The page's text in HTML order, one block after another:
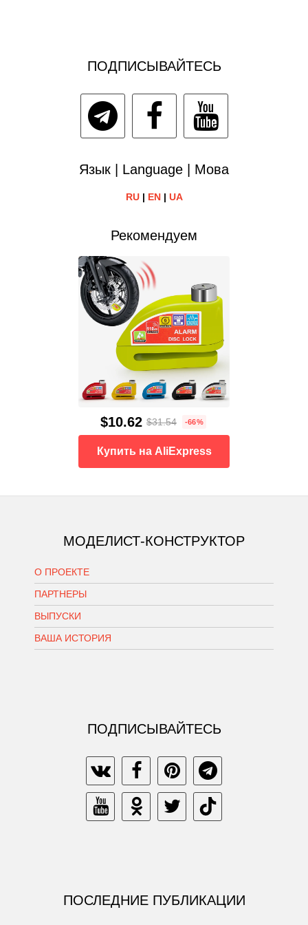
ПОДПИСЫВАЙТЕСЬ
Язык | Language | Мова
RU| EN| UA
Рекомендуем
$10.62 $31.54 -66%
Купить на AliExpress
МОДЕЛИСТ-КОНСТРУКТОР
О ПРОЕКТЕ
ПАРТНЕРЫ
ВЫПУСКИ
ВАША ИСТОРИЯ
ПОДПИСЫВАЙТЕСЬ
ПОСЛЕДНИЕ ПУБЛИКАЦИИ